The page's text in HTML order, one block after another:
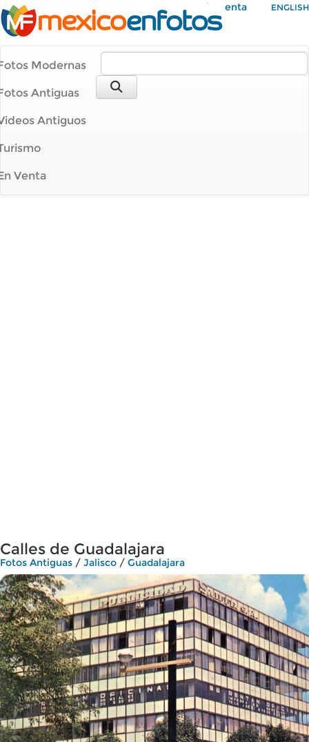
Mi Cuenta ENGLISH
Modernas
Antiguas
Antiguos
Venta
Calles de Guadalajara
Fotos Antiguas / Jalisco / Guadalajara